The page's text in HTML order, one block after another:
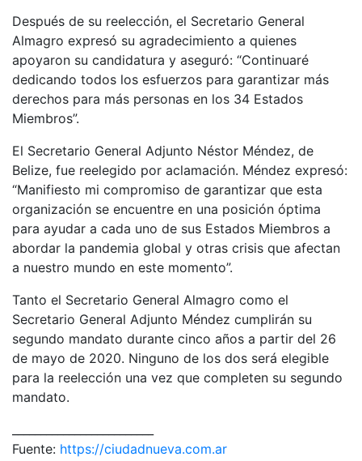
Después de su reelección, el Secretario General
Almagro expresó su agradecimiento a quienes
apoyaron su candidatura y aseguró: “Continuaré
dedicando todos los esfuerzos para garantizar más
derechos para más personas en los 34 Estados
Miembros”.
El Secretario General Adjunto Néstor Méndez, de
Belize, fue reelegido por aclamación. Méndez expresó:
“Manifiesto mi compromiso de garantizar que esta
organización se encuentre en una posición óptima
para ayudar a cada uno de sus Estados Miembros a
abordar la pandemia global y otras crisis que afectan
a nuestro mundo en este momento”.
Tanto el Secretario General Almagro como el
Secretario General Adjunto Méndez cumplirán su
segundo mandato durante cinco años a partir del 26
de mayo de 2020. Ninguno de los dos será elegible
para la reelección una vez que completen su segundo
mandato.
Fuente: https://ciudadnueva.com.ar